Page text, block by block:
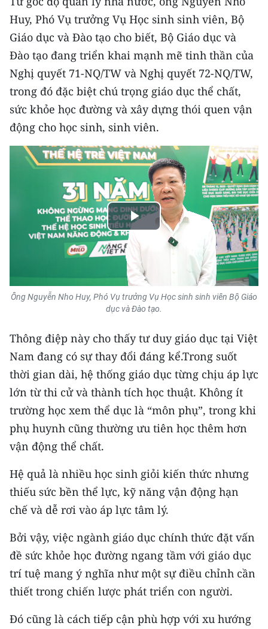
Huy, Phó Vụ trưởng Vụ Học sinh sinh viên, Bộ
Giáo dục và Đào tạo cho biết, Bộ Giáo dục và
Đào tạo đang triển khai mạnh mẽ tinh thần của
Nghị quyết 71-NQ/TW và Nghị quyết 72-NQ/TW,
trong đó đặc biệt chú trọng giáo dục thể chất,
sức khỏe học đường và xây dựng thói quen vận
động cho học sinh, sinh viên.
Play
Video
Ông Nguyễn Nho Huy, Phó Vụ trưởng Vụ Học sinh sinh viên Bộ Giáo
dục và Đào tạo.
Thông điệp này cho thấy tư duy giáo dục tại Việt
Nam đang có sự thay đổi đáng kể.Trong suốt
thời gian dài, hệ thống giáo dục từng chịu áp lực
lớn từ thi cử và thành tích học thuật. Không ít
trường học xem thể dục là “môn phụ”, trong khi
phụ huynh cũng thường ưu tiên học thêm hơn
vận động thể chất.
Hệ quả là nhiều học sinh giỏi kiến thức nhưng
thiếu sức bền thể lực, kỹ năng vận động hạn
chế và dễ rơi vào áp lực tâm lý.
Bởi vậy, việc ngành giáo dục chính thức đặt vấn
đề sức khỏe học đường ngang tầm với giáo dục
trí tuệ mang ý nghĩa như một sự điều chỉnh cần
thiết trong chiến lược phát triển con người.
Đó cũng là cách tiếp cận phù hợp với xu hướng